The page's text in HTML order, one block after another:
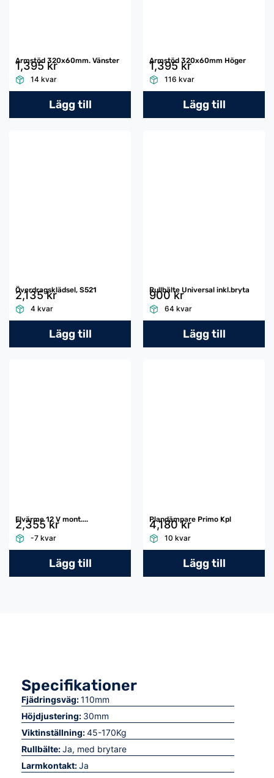
Armstöd 320x60mm. Vänster
1,395 kr
14 kvar
Lägg till
Armstöd 320x60mm Höger
1,395 kr
116 kvar
Lägg till
Överdragsklädsel, S521
2,135 kr
4 kvar
Lägg till
Rullbälte Universal inkl.bryta
900 kr
64 kvar
Lägg till
Elvärme 12 V mont....
2,355 kr
-7 kvar
Lägg till
Plandämpare Primo Kpl
4,180 kr
10 kvar
Lägg till
Specifikationer
Fjädringsväg:110mm
Höjdjustering: 30mm
Viktinställning:45-170Kg
Rullbälte:Ja, med brytare
Larmkontakt:Ja